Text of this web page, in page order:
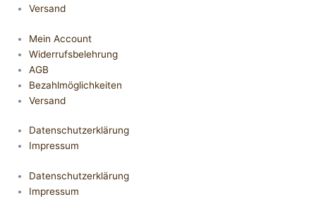
Versand
Mein Account
Widerrufsbelehrung
AGB
Bezahlmöglichkeiten
Versand
Datenschutzerklärung
Impressum
Datenschutzerklärung
Impressum